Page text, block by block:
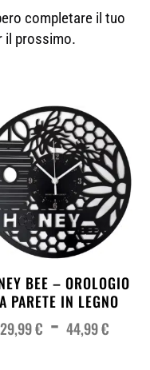
completare il tuo
il prossimo.
BEE – OROLOGIO
PARETE IN LEGNO
29,99€ - 44,99€